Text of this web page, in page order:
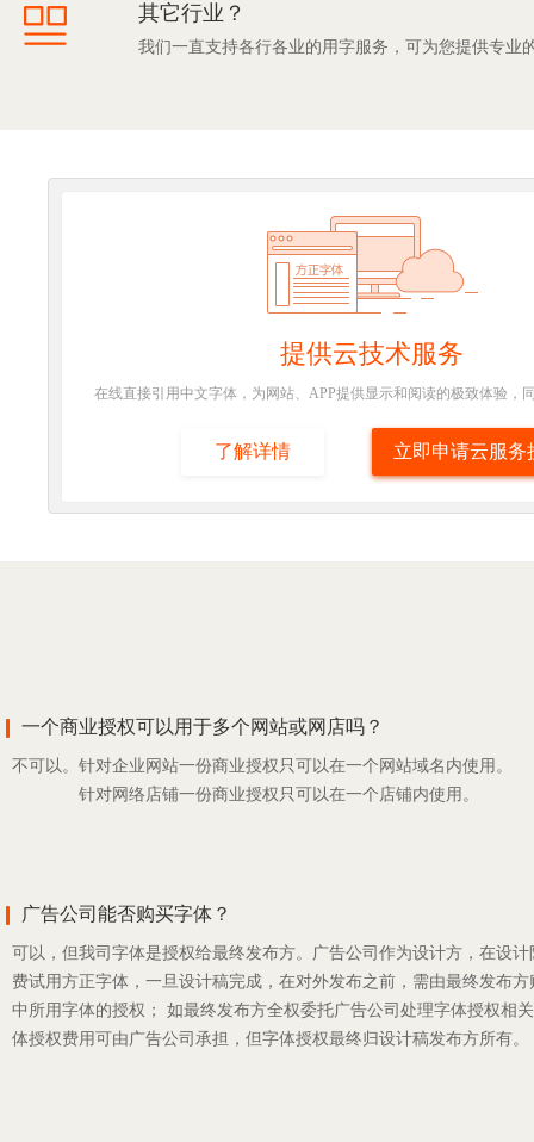
其它行业？
我们一直支持各行各业的用字服务，可为您提供专业
提供云技术服务
在线直接引用中文字体，为网站、APP提供显示和阅读的极致体验，
了解详情 立即申请云服务
一个商业授权可以用于多个网站或网店吗？
不可以。 针对企业网站一份商业授权只可以在一个网站域名内使用。
针对网络店铺一份商业授权只可以在一个店铺内使用。
广告公司能否购买字体？
可以，但我司字体是授权给最终发布方。广告公司作为设计方，在设计
费试用方正字体，一旦设计稿完成，在对外发布之前，需由最终发布方
中所用字体的授权； 如最终发布方全权委托广告公司处理字体授权相
体授权费用可由广告公司承担，但字体授权最终归设计稿发布方所有。